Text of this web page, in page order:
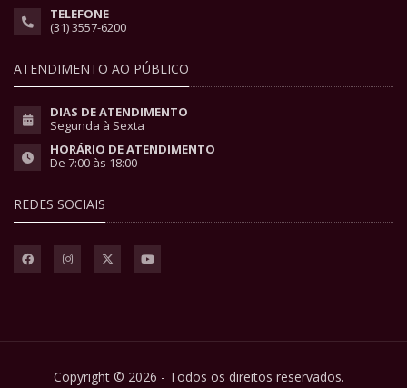
TELEFONE
(31) 3557-6200
ATENDIMENTO AO PÚBLICO
DIAS DE ATENDIMENTO
Segunda à Sexta
HORÁRIO DE ATENDIMENTO
De 7:00 às 18:00
REDES SOCIAIS
Copyright © 2026 - Todos os direitos reservados.